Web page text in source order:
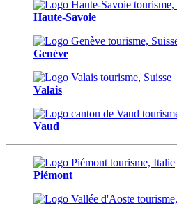
Haute-Savoie
Genève
Valais
Vaud
Piémont